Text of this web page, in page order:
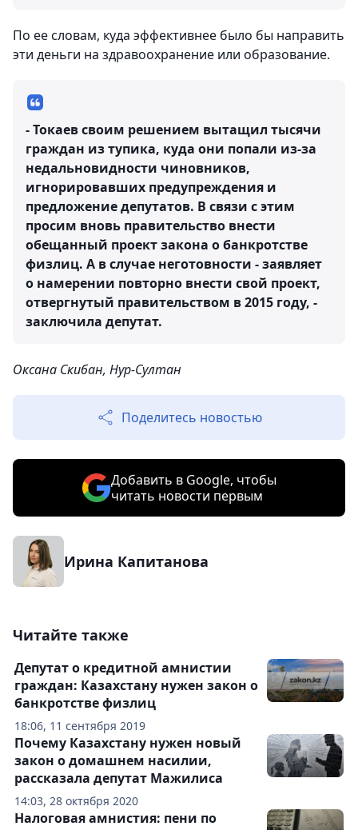
По ее словам, куда эффективнее было бы направить
эти деньги на здравоохранение или образование.
- Токаев своим решением вытащил тысячи
граждан из тупика, куда они попали из-за
недальновидности чиновников,
игнорировавших предупреждения и
предложение депутатов. В связи с этим
просим вновь правительство внести
обещанный проект закона о банкротстве
физлиц. А в случае неготовности - заявляет
о намерении повторно внести свой проект,
отвергнутый правительством в 2015 году, -
заключила депутат.
Оксана Скибан, Нур-Султан
Поделитесь новостью
Добавить в Google, чтобы
читать новости первым
Ирина Капитанова
Читайте также
18:06, 11 сентября 2019
Депутат о кредитной амнистии
граждан: Казахстану нужен закон о
банкротстве физлиц
14:03, 28 октября 2020
Почему Казахстану нужен новый
закон о домашнем насилии,
рассказала депутат Мажилиса
Налоговая амнистия: пени по